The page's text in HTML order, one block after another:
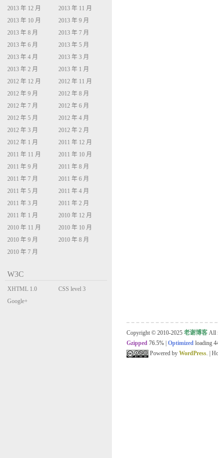
2013 年 12 月
2013 年 11 月
2013 年 10 月
2013 年 9 月
2013 年 8 月
2013 年 7 月
2013 年 6 月
2013 年 5 月
2013 年 4 月
2013 年 3 月
2013 年 2 月
2013 年 1 月
2012 年 12 月
2012 年 11 月
2012 年 9 月
2012 年 8 月
2012 年 7 月
2012 年 6 月
2012 年 5 月
2012 年 4 月
2012 年 3 月
2012 年 2 月
2012 年 1 月
2011 年 12 月
2011 年 11 月
2011 年 10 月
2011 年 9 月
2011 年 8 月
2011 年 7 月
2011 年 6 月
2011 年 5 月
2011 年 4 月
2011 年 3 月
2011 年 2 月
2011 年 1 月
2010 年 12 月
2010 年 11 月
2010 年 10 月
2010 年 9 月
2010 年 8 月
2010 年 7 月
W3C
XHTML 1.0
Transitional
CSS level 3
Google+
Copyright © 2010-2025 老谢博客 All
Gzipped 76.5% Optimized loading
Powered by WordPress. |